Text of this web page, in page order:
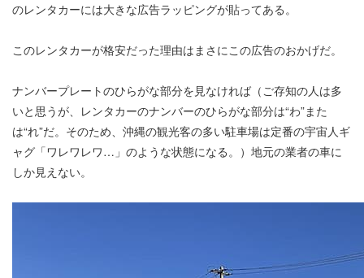
のレンタカーには大きな広告ラッピングが貼ってある。
このレンタカーが格安だった理由はまさにこの広告のおかげだ。
ナンバープレートのひらがな部分を見なければ（ご存知の人は多
いと思うが、レンタカーのナンバーのひらがな部分は“わ”また
は“れ”だ。そのため、沖縄の観光客の多い駐車場は定番の宇宙人ギ
ャグ「ワレワレワ…」のような状態になる。）地元の業者の車に
しか見えない。